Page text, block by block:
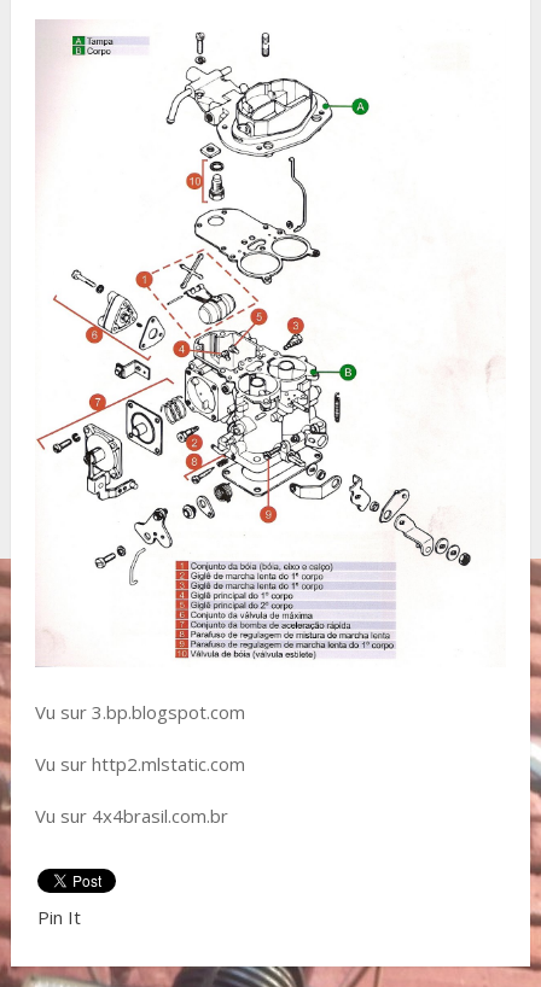
Vu sur 3.bp.blogspot.com
Vu sur http2.mlstatic.com
Vu sur 4x4brasil.com.br
Pin It